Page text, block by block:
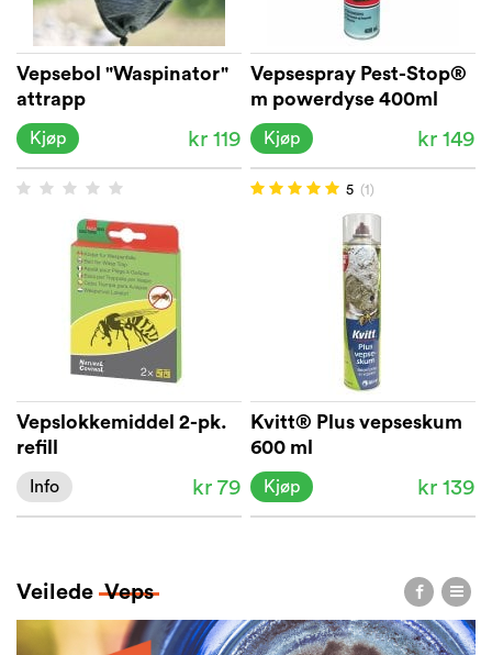
Vepsebol "Waspinator"
attrapp
kr 119
Kjøp
Vepsespray Pest-Stop®
m powerdyse 400ml
kr 149
Kjøp
Vepslokkemiddel 2-pk.
refill
kr 79
Info
5 (1)
Kvitt® Plus vepseskum
600 ml
kr 139
Kjøp
Veilede Veps